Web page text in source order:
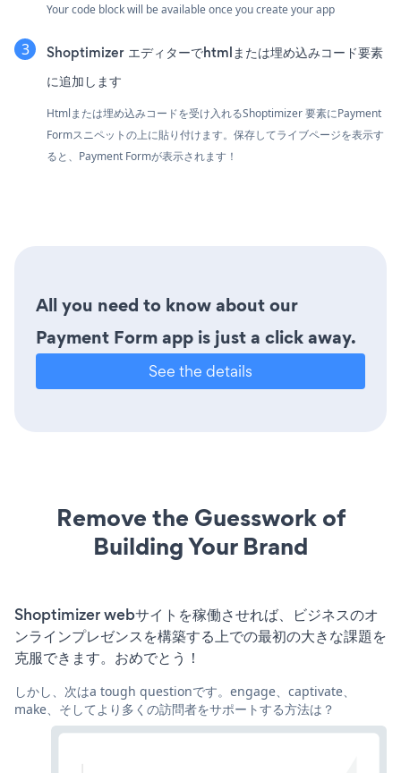
Your code block will be available once you create your app
Shoptimizer エディターでhtmlまたは埋め込みコード要素
に追加します
Htmlまたは埋め込みコードを受け入れるShoptimizer 要素にPayment
Formスニペットの上に貼り付けます。保存してライブページを表示す
ると、Payment Formが表示されます！
All you need to know about our
Payment Form app is just a click away.
See the details
Remove the Guesswork of
Building Your Brand
Shoptimizer webサイトを稼働させれば、ビジネスのオ
ンラインプレゼンスを構築する上での最初の大きな課題を
克服できます。おめでとう！
しかし、次はa tough questionです。engage、captivate、
make、そしてより多くの訪問者をサポートする方法は？